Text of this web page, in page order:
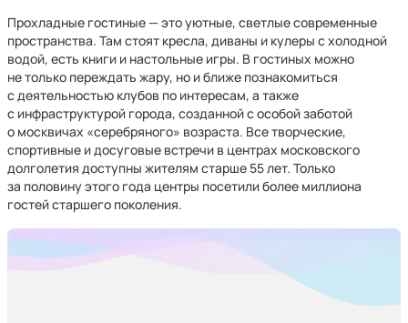
Прохладные гостиные — это уютные, светлые современные
пространства. Там стоят кресла, диваны и кулеры с холодной
водой, есть книги и настольные игры. В гостиных можно
не только переждать жару, но и ближе познакомиться
с деятельностью клубов по интересам, а также
с инфраструктурой города, созданной с особой заботой
о москвичах «серебряного» возраста. Все творческие,
спортивные и досуговые встречи в центрах московского
долголетия доступны жителям старше 55 лет. Только
за половину этого года центры посетили более миллиона
гостей старшего поколения.